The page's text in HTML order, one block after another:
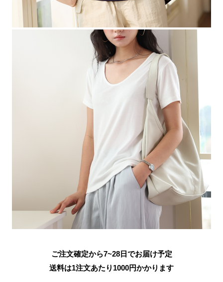
ご注文確定から7~28日でお届け予定
送料は1注文あたり 1000円かかります